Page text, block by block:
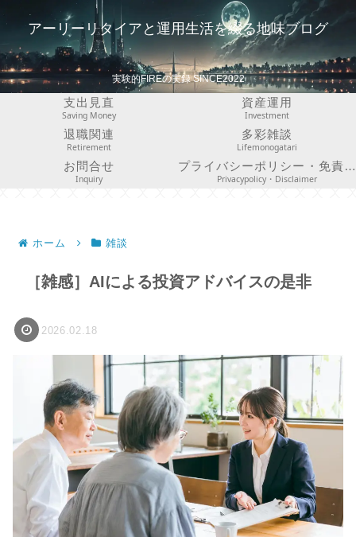
アーリーリタイアと運用生活を綴る地味ブログ
実験的FIREの実録 SINCE2022
支出見直
Saving Money
資産運用
Investment
退職関連
Retirement
多彩雑談
Lifemonogatari
お問合せ
Inquiry
プライバシーポリシー・免責事項
Privacypolicy・Disclaimer
ホーム 雑談
［雑感］AIによる投資アドバイスの是非
2026.02.18